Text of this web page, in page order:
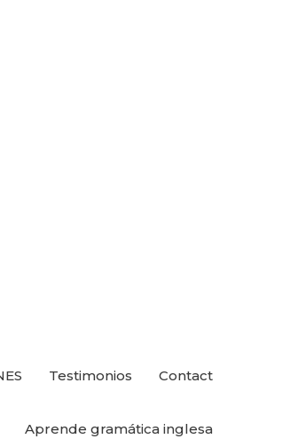
Testimonios Contact
Aprende gramática inglesa